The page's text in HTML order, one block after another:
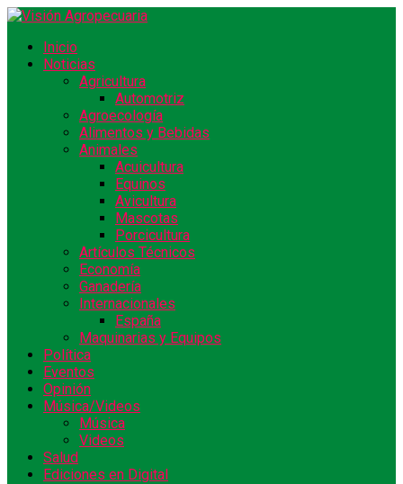
Inicio
Noticias
Agricultura
Automotriz
Agroecología
Alimentos y Bebidas
Animales
Acuicultura
Equinos
Avicultura
Mascotas
Porcicultura
Artículos Técnicos
Economía
Ganadería
Internacionales
España
Maquinarias y Equipos
Política
Eventos
Opinión
Música/Videos
Música
Videos
Salud
Ediciones en Digital